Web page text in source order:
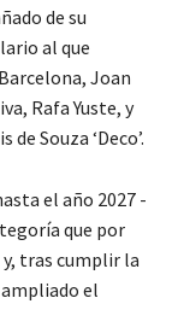
de su
al que
Joan
Rafa Yuste, y
Souza ‘Deco’.
el año 2027 -
que por
tras cumplir la
ampliado el